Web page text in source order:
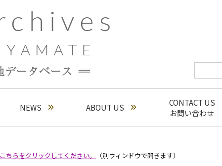
NEWS ABOUT US
CONTACT US
お問い合わせ
こちらをクリックしてください。
（別ウィンドウで開きます）